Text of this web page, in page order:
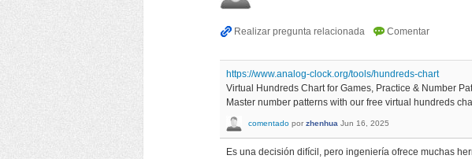
https://www.analog-clock.org/tools/hundreds-chart
Virtual Hundreds Chart for Games, Practice & Number
Master number patterns with our free virtual hundreds
comentado por zhenhua Jun 16, 2025
Es una decisión difícil, pero ingeniería ofrece muchas